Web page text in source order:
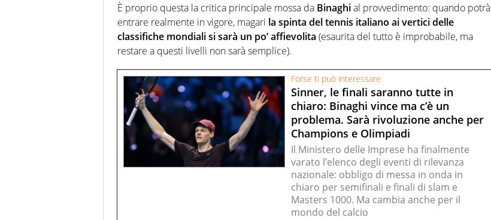
È proprio questa la critica principale mossa da Binaghial provvedimento: quando potrà
entrare realmente in vigore, magari la spinta del tennis italiano ai vertici delle
classifiche mondiali si sarà un po’ affievolita (esaurita del tutto è improbabile, ma
restare a questi livelli non sarà semplice).
Forse ti può interessare
Sinner, le finali saranno tutte in
chiaro: Binaghi vince ma c’è un
problema. Sarà rivoluzione anche per
Champions e Olimpiadi
Il Ministero delle Imprese ha finalmente
varato l’elenco degli eventi di rilevanza
nazionale: obbligo di messa in onda in
chiaro per semifinali e finali di slam e
Masters 1000. Ma cambia anche per il
mondo del calcio